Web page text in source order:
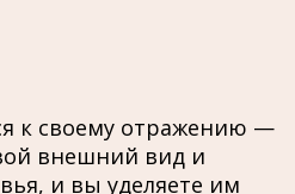
к своему отражению —
внешний вид и
и вы уделяете им